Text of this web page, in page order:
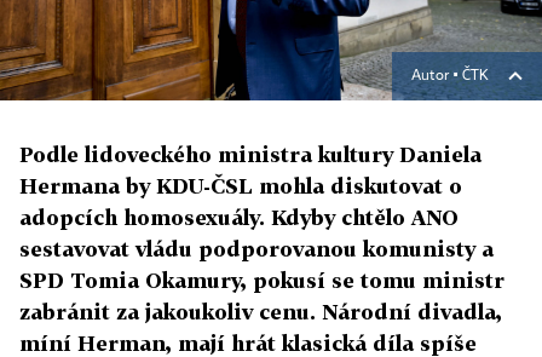
Autor ▪ ČTK
Podle lidoveckého ministra kultury Daniela
Hermana by KDU-ČSL mohla diskutovat o
adopcích homosexuály. Kdyby chtělo ANO
sestavovat vládu podporovanou komunisty a
SPD Tomia Okamury, pokusí se tomu ministr
zabránit za jakoukoliv cenu. Národní divadla,
míní Herman, mají hrát klasická díla spíše